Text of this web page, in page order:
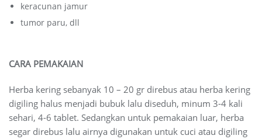
keracunan jamur
tumor paru, dll
CARA PEMAKAIAN
Herba kering sebanyak 10 – 20 gr direbus atau herba kering
digiling halus menjadi bubuk lalu diseduh, minum 3-4 kali
sehari, 4-6 tablet. Sedangkan untuk pemakaian luar, herba
segar direbus lalu airnya digunakan untuk cuci atau digiling